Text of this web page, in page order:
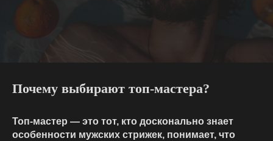
Почему выбирают топ-мастера?
Топ-мастер — это тот, кто досконально знает
особенности мужских стрижек, понимает, что